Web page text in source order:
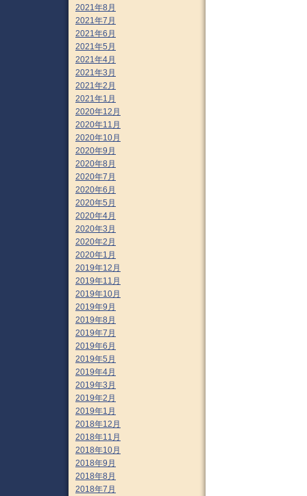
2021年8月
2021年7月
2021年6月
2021年5月
2021年4月
2021年3月
2021年2月
2021年1月
2020年12月
2020年11月
2020年10月
2020年9月
2020年8月
2020年7月
2020年6月
2020年5月
2020年4月
2020年3月
2020年2月
2020年1月
2019年12月
2019年11月
2019年10月
2019年9月
2019年8月
2019年7月
2019年6月
2019年5月
2019年4月
2019年3月
2019年2月
2019年1月
2018年12月
2018年11月
2018年10月
2018年9月
2018年8月
2018年7月